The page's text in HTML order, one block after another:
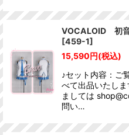
VOCALOID 初
[459-1]
15,590円(税込)
♪セット内容：ご
べて出品いたし
ましては
問い…